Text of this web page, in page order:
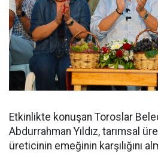
Etkinlikte konuşan Toroslar
Abdurrahman Yıldız, tarımsal
üreticinin emeğinin karşılığını